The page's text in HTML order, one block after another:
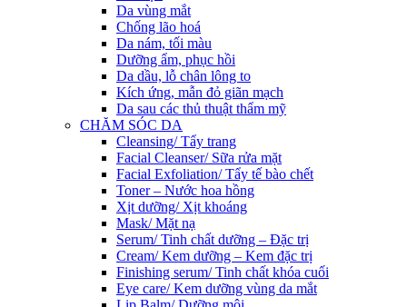
Da vùng mắt
Chống lão hoá
Da nám, tối màu
Dưỡng ẩm, phục hồi
Da dầu, lỗ chân lông to
Kích ứng, mẫn đỏ giãn mạch
Da sau các thủ thuật thẩm mỹ
CHĂM SÓC DA
Cleansing/ Tẩy trang
Facial Cleanser/ Sữa rửa mặt
Facial Exfoliation/ Tẩy tế bào chết
Toner – Nước hoa hồng
Xịt dưỡng/ Xịt khoáng
Mask/ Mặt nạ
Serum/ Tinh chất dưỡng – Đặc trị
Cream/ Kem dưỡng – Kem đặc trị
Finishing serum/ Tinh chất khóa cuối
Eye care/ Kem dưỡng vùng da mắt